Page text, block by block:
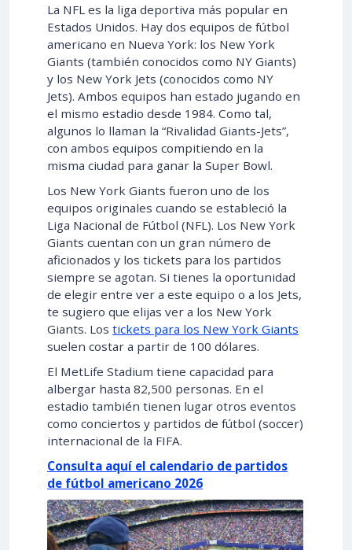
La NFL es la liga deportiva más popular en
Estados Unidos. Hay dos equipos de fútbol
americano en Nueva York: los New York
Giants (también conocidos como NY Giants)
y los New York Jets (conocidos como NY
Jets). Ambos equipos han estado jugando en
el mismo estadio desde 1984. Como tal,
algunos lo llaman la “Rivalidad Giants-Jets”,
con ambos equipos compitiendo en la
misma ciudad para ganar la Super Bowl.
Los New York Giants fueron uno de los
equipos originales cuando se estableció la
Liga Nacional de Fútbol (NFL). Los New York
Giants cuentan con un gran número de
aficionados y los tickets para los partidos
siempre se agotan. Si tienes la oportunidad
de elegir entre ver a este equipo o a los Jets,
te sugiero que elijas ver a los New York
Giants. Los tickets para los New York Giants
suelen costar a partir de 100 dólares.
El MetLife Stadium tiene capacidad para
albergar hasta 82,500 personas. En el
estadio también tienen lugar otros eventos
como conciertos y partidos de fútbol (soccer)
internacional de la FIFA.
Consulta aquí el calendario de partidos
de fútbol americano 2026